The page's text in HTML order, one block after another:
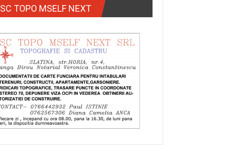
SC TOPO MSELF NEXT